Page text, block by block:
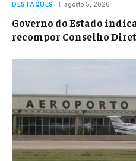
DESTAQUES agosto 5, 2026
Governo do Estado
recompor Conselho